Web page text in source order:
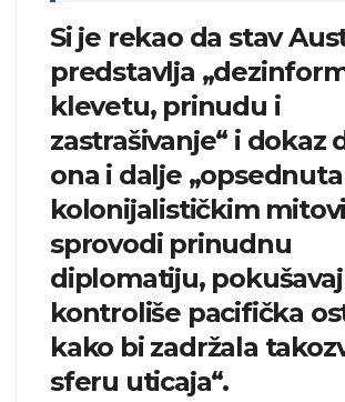
Si je rekao da stav
predstavlja
klevetu, prinudu i
zastrašivanje“ i dokaz
ona i dalje „opsednuta
kolonijalističkim
sprovodi prinudnu
diplomatiju,
kontroliše pacifička
kako bi zadržala
sferu uticaja“.